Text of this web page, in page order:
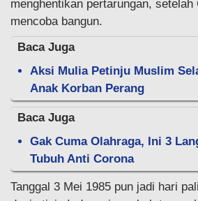
menghentikan pertarungan, setelah
mencoba bangun.
Baca Juga
Aksi Mulia Petinju Muslim
Anak Korban Perang
Baca Juga
Gak Cuma Olahraga, Ini 3
Tubuh Anti Corona
Tanggal 3 Mei 1985 pun jadi hari